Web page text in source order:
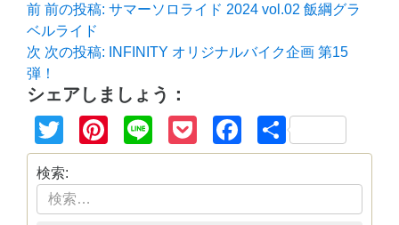
前 前の投稿: サマーソロライド 2024 vol.02 飯綱グラ
ベルライド
次 次の投稿:
INFINITY オリジナルバイク企画 第15
弾！
シェアしましょう：
TwitterPinterest
Line PocketFacebook
共
有
検索: